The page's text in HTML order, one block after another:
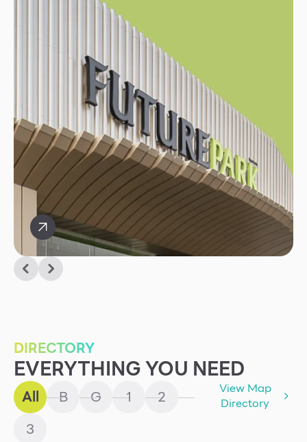
DIRECTORY
EVERYTHING YOU NEED
All B G 1
2
3
View Map
Directory